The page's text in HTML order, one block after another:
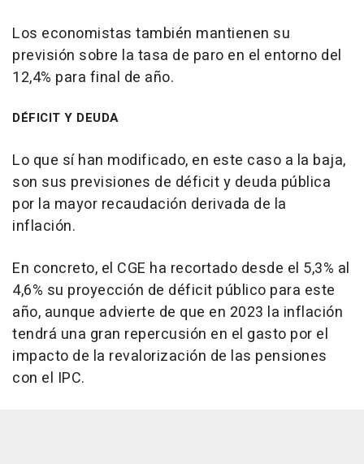
Los economistas también mantienen su
previsión sobre la tasa de paro en el entorno del
12,4% para final de año.
DÉFICIT Y DEUDA
Lo que sí han modificado, en este caso a la baja,
son sus previsiones de déficit y deuda pública
por la mayor recaudación derivada de la
inflación.
En concreto, el CGE ha recortado desde el 5,3% al
4,6% su proyección de déficit público para este
año, aunque advierte de que en 2023 la inflación
tendrá una gran repercusión en el gasto por el
impacto de la revalorización de las pensiones
con el IPC.